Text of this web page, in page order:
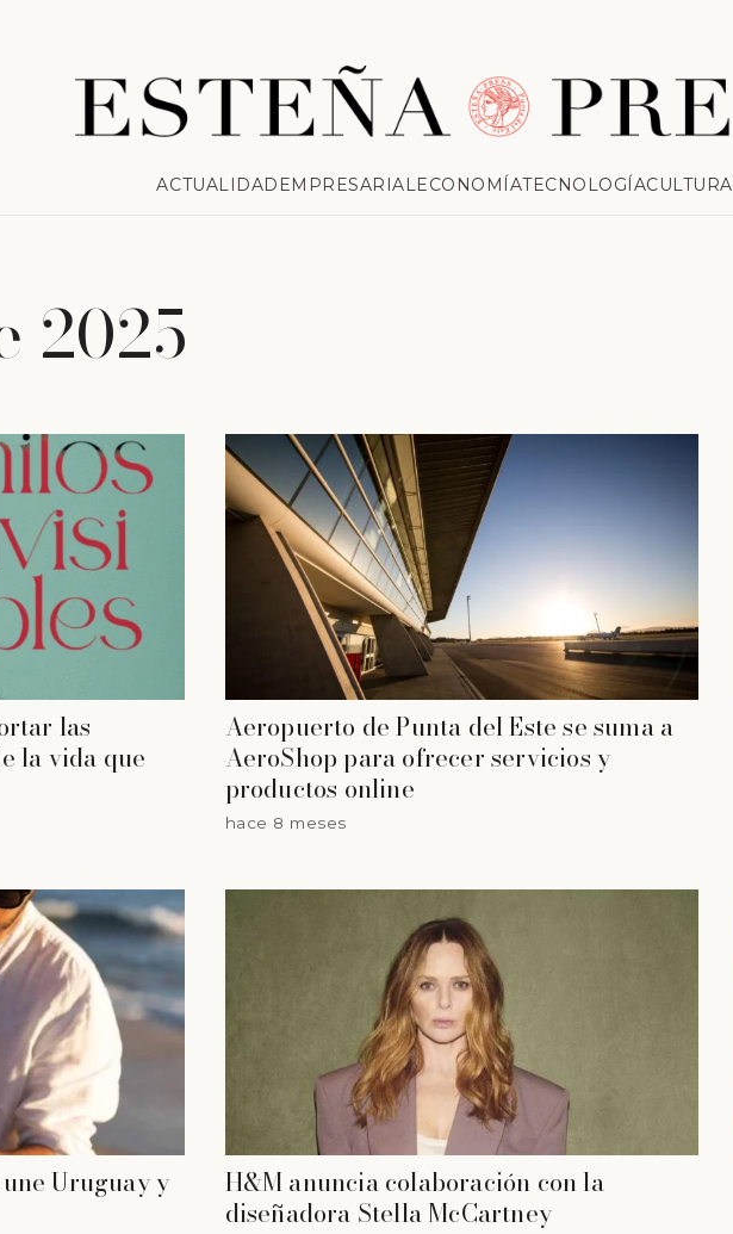
ACTUALIDAD EMPRESARIALECONOMÍATECNOLOGÍACULTURA
2025
las
la vida que
Aeropuerto de Punta del Este se suma a
AeroShop para ofrecer servicios y
productos online
hace 8 meses
Uruguay y
H&M anuncia colaboración con la
diseñadora Stella McCartney